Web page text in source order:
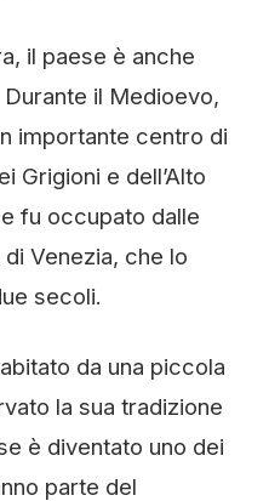
il paese è anche
il Medioevo,
importante centro di
Grigioni e dell’Alto
fu occupato dalle
Venezia, che lo
secoli.
da una piccola
la sua tradizione
è diventato uno dei
parte del